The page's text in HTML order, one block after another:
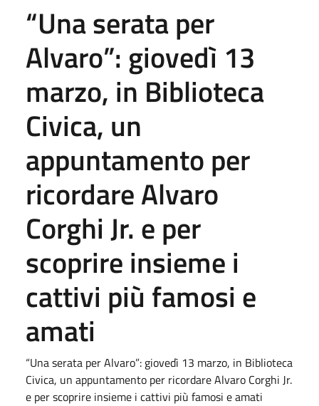
“Una serata per
Alvaro”: giovedì 13
marzo, in Biblioteca
Civica, un
appuntamento per
ricordare Alvaro
Corghi Jr. e per
scoprire insieme i
cattivi più famosi e
amati
“Una serata per Alvaro”: giovedì 13 marzo, in Biblioteca
Civica, un appuntamento per ricordare Alvaro Corghi Jr.
e per scoprire insieme i cattivi più famosi e amati